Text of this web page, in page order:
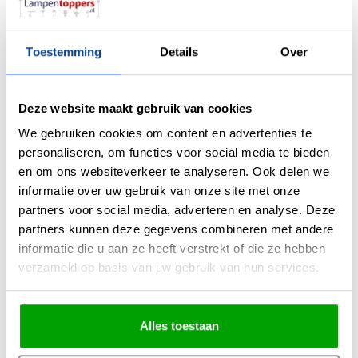
Toestemming Details Over
Deze website maakt gebruik van cookies
We gebruiken cookies om content en advertenties te
personaliseren, om functies voor social media te bieden
en om ons websiteverkeer te analyseren. Ook delen we
informatie over uw gebruik van onze site met onze
partners voor social media, adverteren en analyse. Deze
partners kunnen deze gegevens combineren met andere
informatie die u aan ze heeft verstrekt of die ze hebben
verzameld op basis van uw gebruik van hun services.
Alles toestaan
schutting, gevel of buitenmuur en geniet van jouw nieuwe up en down light.
Deze wandlamp voldoet dan ook aan alle internationale eisen betreft de
elektrische veiligheid en technische uitvoering.
Materiaal Metaal
Kleur Geborsteld Goud
Overige maten
Fitting Geen fitting geïntegreerde led
Max. Wattage per lichtpunt 6 Watt
Incl. lichtbron Ja
2700 Kelvin
Lichtsterkte 1050 Lumen